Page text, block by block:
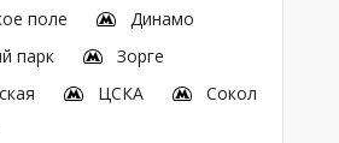
поле
Динамо
парк
Зорге
ЦСКА
Сокол